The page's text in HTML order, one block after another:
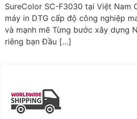
SureColor SC-F3030 tại Việt Nam
máy in DTG cấp độ công nghiệp
và mạnh mẽ Từng bước xây dựng
riêng bạn Đầu […]